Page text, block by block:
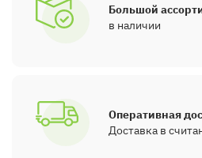
Большой
в наличии
Оперативная
Доставка в